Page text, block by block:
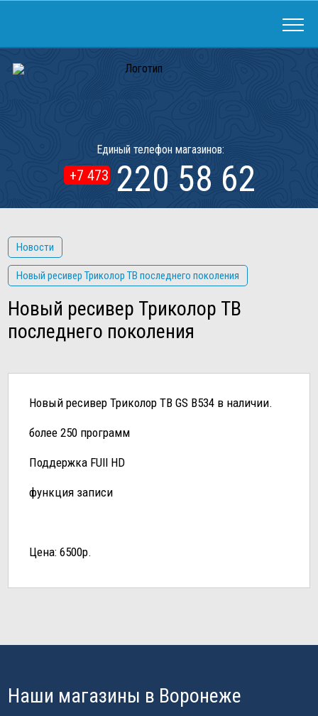
Единый телефон магазинов:
+7 473 220 58 62
Новости
Новый ресивер Триколор ТВ последнего поколения
Новый ресивер Триколор ТВ
последнего поколения
Новый ресивер Триколор ТВ GS B534 в наличии.
более 250 программ
Поддержка FUll HD
функция записи
Цена: 6500р.
Наши магазины в Воронеже